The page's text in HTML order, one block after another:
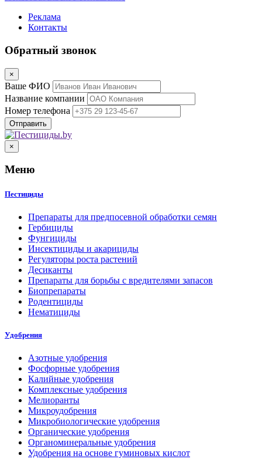
Реклама
Контакты
Обратный звонок
×
Ваше ФИО
Название компании
Номер телефона
×
Меню
Пестициды
Препараты для предпосевной обработки семян
Гербициды
Фунгициды
Инсектициды и акарициды
Регуляторы роста растений
Десиканты
Препараты для борьбы с вредителями запасов
Биопрепараты
Родентициды
Нематициды
Удобрения
Азотные удобрения
Фосфорные удобрения
Калийные удобрения
Комплексные удобрения
Мелиоранты
Микроудобрения
Микробиологические удобрения
Органические удобрения
Органоминеральные удобрения
Удобрения на основе гуминовых кислот